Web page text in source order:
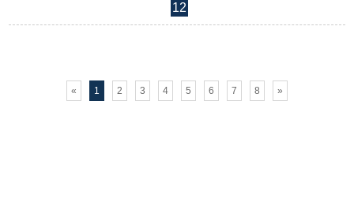
12
« 1 2 3 4 5 6 7 8 »